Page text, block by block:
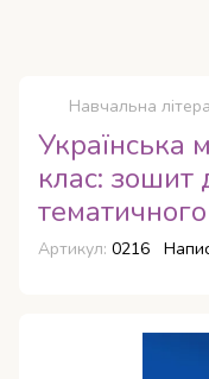
Навчальна
Українська
клас: зошит
Артикул: 0216